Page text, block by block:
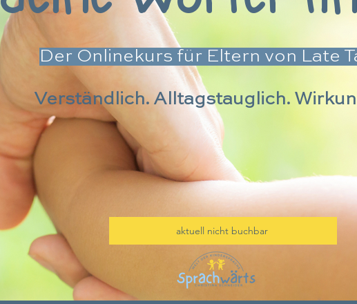
Der Onlinekurs für Eltern von Late
Verständlich. Alltagstauglich.
aktuell nicht buchbar